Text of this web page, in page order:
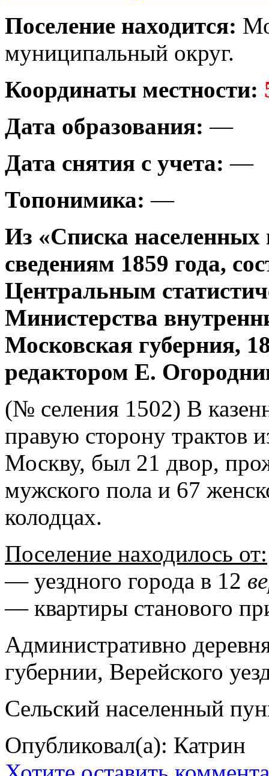
Поселение находится:
муниципальный округ.
Координаты местности:
Дата образования: —
Дата снятия с учета: —
Топонимика: —
Из «Списка населенных
сведениям 1859 года,
Центральным
Министерства
Московская губерния,
редактором Е.
(№ селения 1502) В
правую сторону трактов
Москву, был 21 двор,
мужского пола и 67
колодцах.
Поселение находилось от:
— уездного города в 12
— квартиры станового
Административно
губернии, Верейского
Сельский населенный
Опубликовал(а): Катрин